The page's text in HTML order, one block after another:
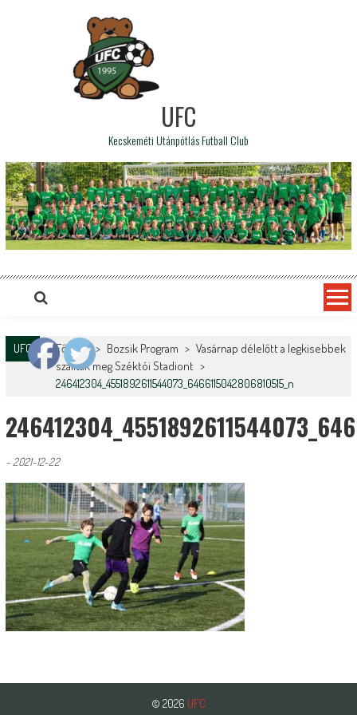
UFC
Kecskeméti Utánpótlás Futball Club
UFC Főoldal > Bozsik Program > Vasárnap délelőtt a legkisebbek
szállták meg Széktói Stadiont >
246412304_4551892611544073_6466115042806810515_n
- 2021-12-22
© 2026 UFC